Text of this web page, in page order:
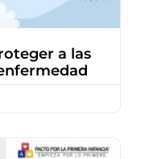
a las